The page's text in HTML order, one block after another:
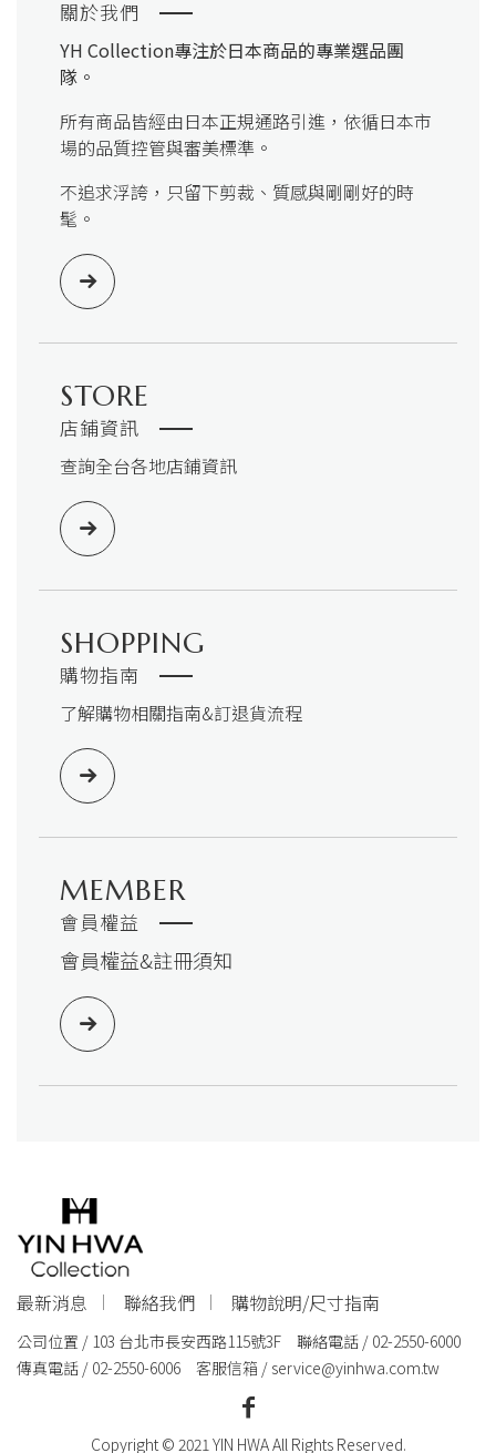
關於我們
YH Collection專注於日本商品的專業選品團
隊。
所有商品皆經由日本正規通路引進，依循日本市
場的品質控管與審美標準。
不追求浮誇，只留下剪裁、質感與剛剛好的時
髦。
STORE
店鋪資訊
查詢全台各地店鋪資訊
SHOPPING
購物指南
了解購物相關指南&訂退貨流程
MEMBER
會員權益
會員權益&註冊須知
最新消息 聯絡我們 購物說明/尺寸指南
公司位置 / 103 台北市長安西路115號3F 聯絡電話 / 02-2550-6000
傳真電話 / 02-2550-6006 客服信箱 / service@yinhwa.com.tw
Copyright © 2021 YIN HWA All Rights Reserved.